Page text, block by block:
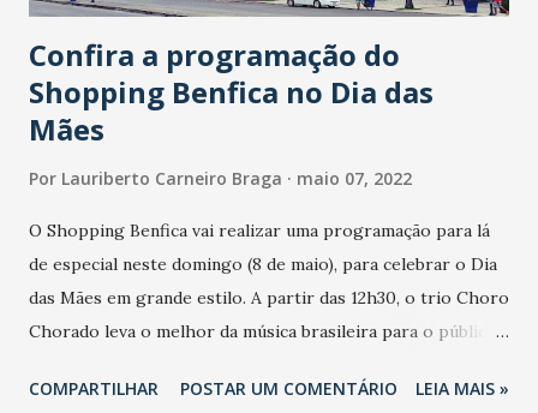
odontológico, vale alimentação, vale trans...
Confira a programação do
Shopping Benfica no Dia das
Mães
Por Lauriberto Carneiro Braga maio 07, 2022
O Shopping Benfica vai realizar uma programação para lá
de especial neste domingo (8 de maio), para celebrar o Dia
das Mães em grande estilo. A partir das 12h30, o trio Choro
Chorado leva o melhor da música brasileira para o público
de Alimentação do empreendimento, vai contar com a
COMPARTILHAR POSTAR UM COMENTÁRIO LEIA MAIS »